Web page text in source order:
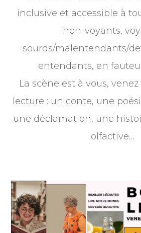
inclusive et accessible à
non-voyants,
sourds/malentendants/
entendants, en
La scène est à vous,
lecture : un conte, une
une déclamation, une
olfactive…